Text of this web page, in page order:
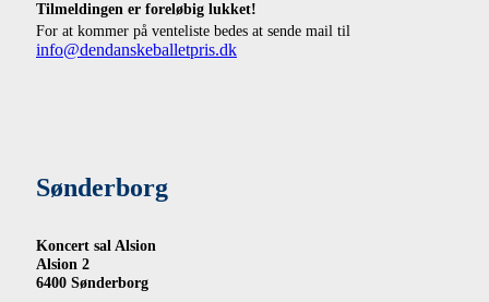
Tilmeldingen er foreløbig lukket!
For at kommer på venteliste bedes at sende mail til
info@dendanskeballetpris.dk
Sønderborg
Koncert sal Alsion
Alsion 2
6400 Sønderborg